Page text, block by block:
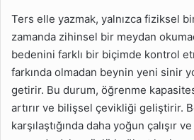
Ters Elle Yazmak Zamanla
Kolaylaşır mı?
Ters Eli Kullanmanın 40
Faydası
Ters elle yazmak, yalnızca fiziksel
zamanda zihinsel bir meydan
bedenini farklı bir biçimde kontrol
farkında olmadan beynin yeni sinir
getirir. Bu durum, öğrenme
artırır ve bilişsel çevikliği geliştirir.
karşılaştığında daha yoğun çalışır